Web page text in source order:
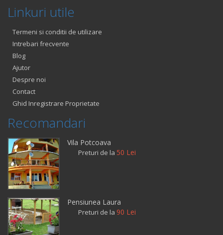
Linkuri utile
Termeni si conditii de utilizare
Intrebari frecvente
Blog
Ajutor
Despre noi
Contact
Ghid Inregistrare Proprietate
Recomandari
Vila Potcoava
Preturi de la 50 Lei
Pensiunea Laura
Preturi de la 90 Lei